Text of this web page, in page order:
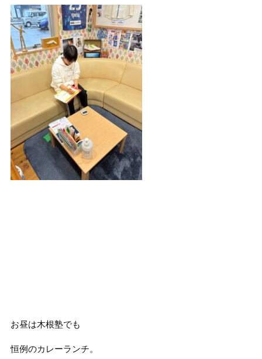
お昼は木根塾でも
恒例のカレーランチ。